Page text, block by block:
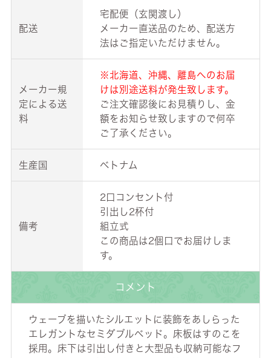
配送
宅配便（玄関渡し）
メーカー直送品のため、配送方
法はご指定いただけません。
メーカー規
定による送
料
※北海道、沖縄、離島へのお届
けは別途送料が発生致します。
ご注文確認後にお見積りし、金
額をお知らせ致しますので何卒
ご了承ください。
生産国 ベトナム
備考
2口コンセント付
引出し2杯付
組立式
この商品は2個口でお届けしま
す。
コメント
ウェーブを描いたシルエットに装飾をあしらった
エレガントなセミダブルベッド。床板はすのこを
採用。床下は引出し付きと大型品も収納可能なフ